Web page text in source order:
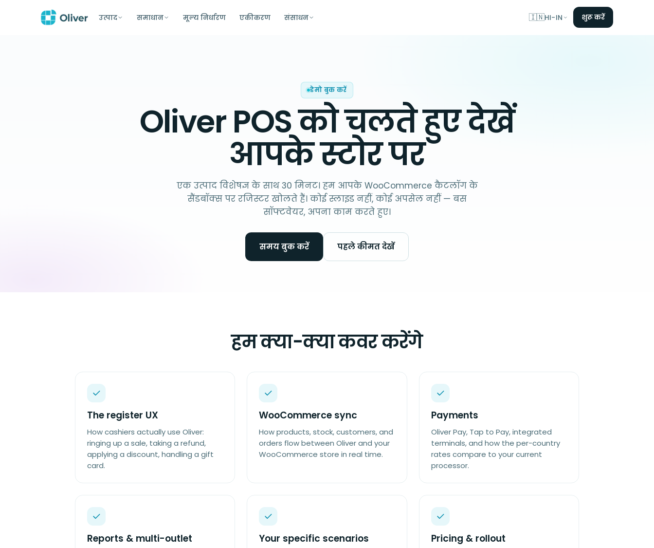
उत्पाद समाधान मूल्य निर्धारण एकीकरण संसाधन 🇮🇳HI-IN शुरू करें
डेमो बुक करें
Oliver POS को चलते हुए देखें
आपके स्टोर पर
एक उत्पाद विशेषज्ञ के साथ 30 मिनट। हम आपके WooCommerce कैटलॉग के
सैंडबॉक्स पर रजिस्टर खोलते हैं। कोई स्लाइड नहीं, कोई अपसेल नहीं — बस
सॉफ्टवेयर, अपना काम करते हुए।
समय बुक करें पहले कीमत देखें
हम क्या-क्या कवर करेंगे
The register UX
How cashiers actually use Oliver:
ringing up a sale, taking a refund,
applying a discount, handling a gift
card.
WooCommerce sync
How products, stock, customers, and
orders flow between Oliver and your
WooCommerce store in real time.
Payments
Oliver Pay, Tap to Pay, integrated
terminals, and how the per-country
rates compare to your current
processor.
Reports & multi-outlet Your specific scenarios Pricing & rollout